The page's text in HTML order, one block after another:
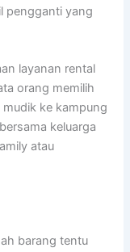
pengganti yang
layanan rental
orang memilih
ke kampung
keluarga
atau
barang tentu